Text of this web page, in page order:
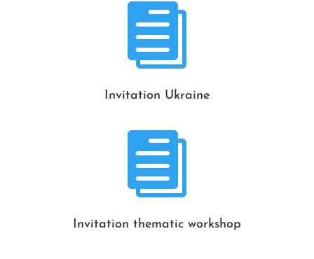

Invitation Ukraine

Invitation thematic workshop